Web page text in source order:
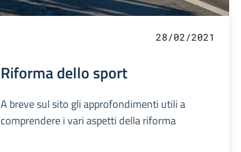
28/02/2021
Riforma dello sport
A breve sul sito gli approfondimenti utili a
comprendere i vari aspetti della riforma